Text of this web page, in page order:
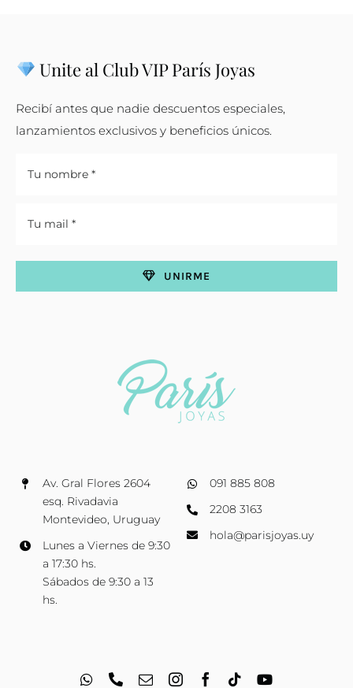
Av. Gral Flores 2604
esq. Rivadavia
Montevideo, Uruguay
Lunes a Viernes de 9:30
a 17:30 hs.
Sábados de 9:30 a 13
hs.
091 885 808
2208 3163
hola@parisjoyas.uy
Unite al Club VIP París Joyas
Recibí antes que nadie descuentos especiales,
lanzamientos exclusivos y beneficios únicos.
UNIRME